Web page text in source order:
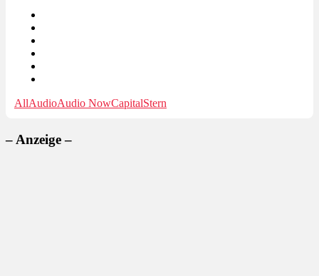
AllAudioAudio NowCapitalStern
– Anzeige –